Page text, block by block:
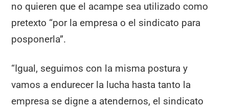
no quieren que el acampe sea utilizado como
pretexto “por la empresa o el sindicato para
posponerla”.
“Igual, seguimos con la misma postura y
vamos a endurecer la lucha hasta tanto la
empresa se digne a atendernos, el sindicato